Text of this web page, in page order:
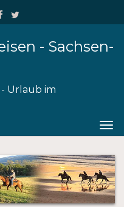
- Sachsen-
Urlaub im